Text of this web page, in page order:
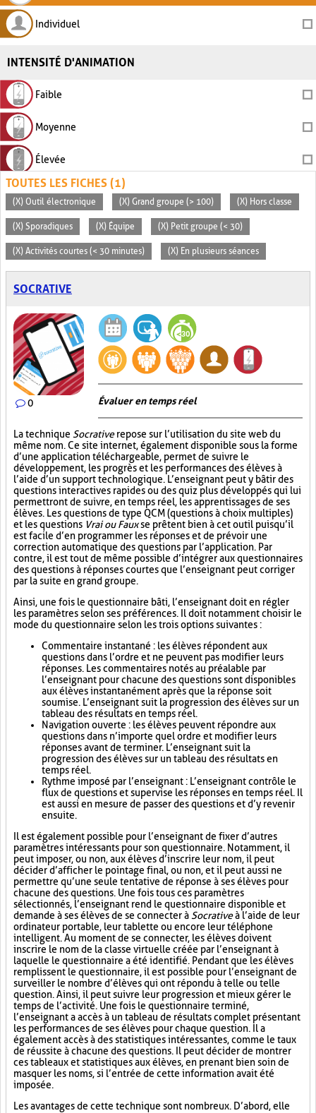
Individuel
INTENSITÉ D'ANIMATION
Faible
Moyenne
Élevée
TOUTES LES FICHES (1)
(X) Outil électronique (X) Grand groupe (> 100) (X) Hors classe
(X) Sporadiques (X) Équipe (X) Petit groupe (< 30)
(X) Activités courtes (< 30 minutes) (X) En plusieurs séances
SOCRATIVE
0 Évaluer en temps réel
La technique Socrativerepose sur l’utilisation du site web du
même nom. Ce site internet, également disponible sous la forme
d’une application téléchargeable, permet de suivre le
développement, les progrès et les performances des élèves à
l’aide d’un support technologique. L’enseignant peut y bâtir des
questions interactives rapides ou des quiz plus développés qui lui
permettront de suivre, en temps réel, les apprentissages de ses
élèves. Les questions de type QCM (questions à choix multiples)
et les questions Vrai ou Fauxse prêtent bien à cet outil puisqu’il
est facile d’en programmer les réponses et de prévoir une
correction automatique des questions par l’application. Par
contre, il est tout de même possible d’intégrer aux questionnaires
des questions à réponses courtes que l’enseignant peut corriger
par la suite en grand groupe.
Ainsi, une fois le questionnaire bâti, l’enseignant doit en régler
les paramètres selon ses préférences. Il doit notamment choisir le
mode du questionnaire selon les trois options suivantes :
Commentaire instantané : les élèves répondent aux
questions dans l’ordre et ne peuvent pas modifier leurs
réponses. Les commentaires notés au préalable par
l’enseignant pour chacune des questions sont disponibles
aux élèves instantanément après que la réponse soit
soumise. L’enseignant suit la progression des élèves sur un
tableau des résultats en temps réel.
Navigation ouverte : les élèves peuvent répondre aux
questions dans n’importe quel ordre et modifier leurs
réponses avant de terminer. L’enseignant suit la
progression des élèves sur un tableau des résultats en
temps réel.
Rythme imposé par l’enseignant : L’enseignant contrôle le
flux de questions et supervise les réponses en temps réel. Il
est aussi en mesure de passer des questions et d’y revenir
ensuite.
Il est également possible pour l’enseignant de fixer d’autres
paramètres intéressants pour son questionnaire. Notamment, il
peut imposer, ou non, aux élèves d’inscrire leur nom, il peut
décider d’afficher le pointage final, ou non, et il peut aussi ne
permettre qu’une seule tentative de réponse à ses élèves pour
chacune des questions. Une fois tous ces paramètres
sélectionnés, l’enseignant rend le questionnaire disponible et
demande à ses élèves de se connecter à Socrativeà l’aide de leur
ordinateur portable, leur tablette ou encore leur téléphone
intelligent. Au moment de se connecter, les élèves doivent
inscrire le nom de la classe virtuelle créée par l’enseignant à
laquelle le questionnaire a été identifié. Pendant que les élèves
remplissent le questionnaire, il est possible pour l’enseignant de
surveiller le nombre d’élèves qui ont répondu à telle ou telle
question. Ainsi, il peut suivre leur progression et mieux gérer le
temps de l’activité. Une fois le questionnaire terminé,
l’enseignant a accès à un tableau de résultats complet présentant
les performances de ses élèves pour chaque question. Il a
également accès à des statistiques intéressantes, comme le taux
de réussite à chacune des questions. Il peut décider de montrer
ces tableaux et statistiques aux élèves, en prenant bien soin de
masquer les noms, si l’entrée de cette information avait été
imposée.
Les avantages de cette technique sont nombreux. D’abord, elle